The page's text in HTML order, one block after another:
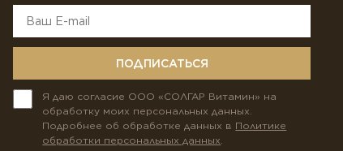
ПОДПИСАТЬСЯ
Я даю согласие ООО «СОЛГАР Витамин» на
обработку моих персональных данных.
Подробнее об обработке данных в Политике
обработки персональных данных.